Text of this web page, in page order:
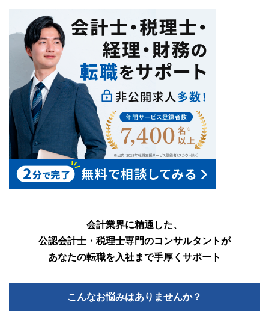
会計業界に精通した、
公認会計士・税理士専門のコンサルタントが
あなたの転職を入社まで手厚くサポート
こんなお悩みはありませんか？